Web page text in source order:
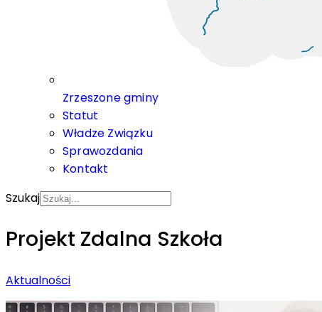
Zrzeszone gminy
Statut
Władze Związku
Sprawozdania
Kontakt
Szukaj
Projekt Zdalna Szkoła
Aktualności